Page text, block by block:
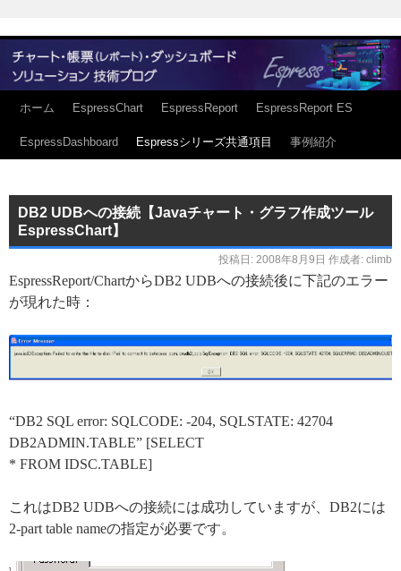
ホーム EspressChart EspressReport EspressReport ES
EspressDashboard Espressシリーズ共通項目 事例紹介
DB2 UDBへの接続【Javaチャート・グラフ作成ツール
EspressChart】
投稿日: 2008年8月9日 作成者: climb
EspressReport/ChartからDB2 UDBへの接続後に下記のエラー
が現れた時：
“DB2 SQL error: SQLCODE: -204, SQLSTATE: 42704
DB2ADMIN.TABLE” [SELECT
* FROM IDSC.TABLE]
これはDB2 UDBへの接続には成功していますが、DB2には
2-part table nameの指定が必要です。